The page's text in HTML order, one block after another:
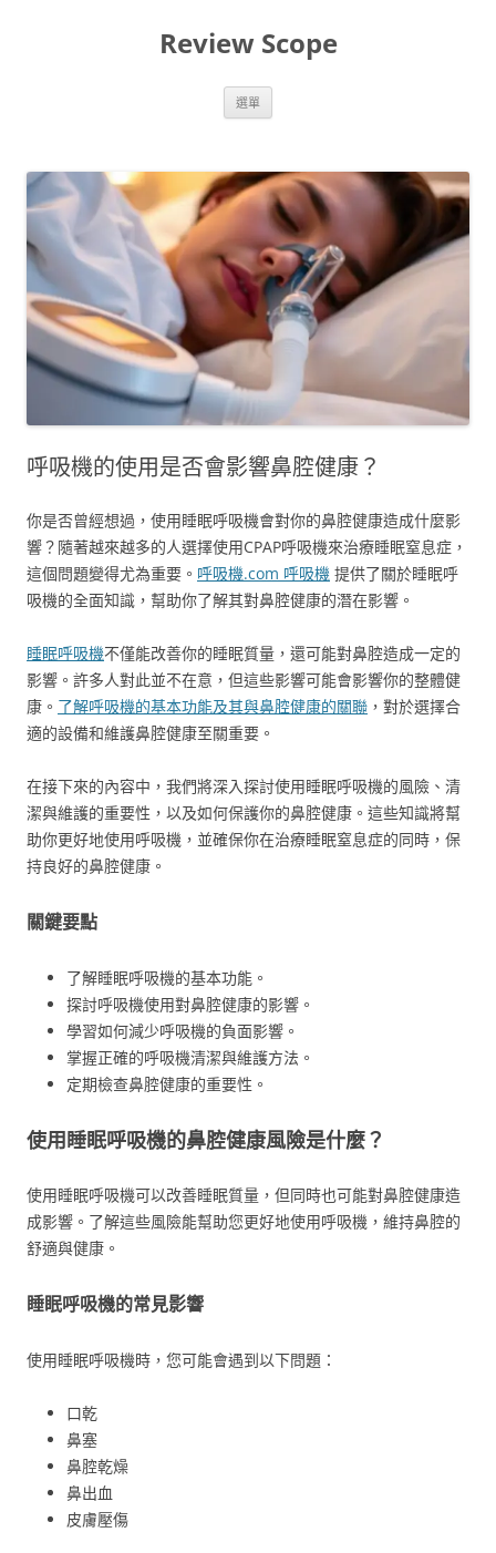
Review Scope
選單
呼吸機的使用是否會影響鼻腔健康？
你是否曾經想過，使用睡眠呼吸機會對你的鼻腔健康造成什麼影
響？隨著越來越多的人選擇使用CPAP呼吸機來治療睡眠窒息症，
這個問題變得尤為重要。 呼吸機.com 呼吸機 提供了關於睡眠呼
吸機的全面知識，幫助你了解其對鼻腔健康的潛在影響。
睡眠呼吸機不僅能改善你的睡眠質量，還可能對鼻腔造成一定的
影響。許多人對此並不在意，但這些影響可能會影響你的整體健
康。 了解呼吸機的基本功能及其與鼻腔健康的關聯 ，對於選擇合
適的設備和維護鼻腔健康至關重要。
在接下來的內容中，我們將深入探討使用睡眠呼吸機的風險、清
潔與維護的重要性，以及如何保護你的鼻腔健康。這些知識將幫
助你更好地使用呼吸機，並確保你在治療睡眠窒息症的同時，保
持良好的鼻腔健康。
關鍵要點
了解睡眠呼吸機的基本功能。
探討呼吸機使用對鼻腔健康的影響。
學習如何減少呼吸機的負面影響。
掌握正確的呼吸機清潔與維護方法。
定期檢查鼻腔健康的重要性。
使用睡眠呼吸機的鼻腔健康風險是什麼？
使用睡眠呼吸機可以改善睡眠質量，但同時也可能對鼻腔健康造
成影響。了解這些風險能幫助您更好地使用呼吸機，維持鼻腔的
舒適與健康。
睡眠呼吸機的常見影響
使用睡眠呼吸機時，您可能會遇到以下問題：
口乾
鼻塞
鼻腔乾燥
鼻出血
皮膚壓傷